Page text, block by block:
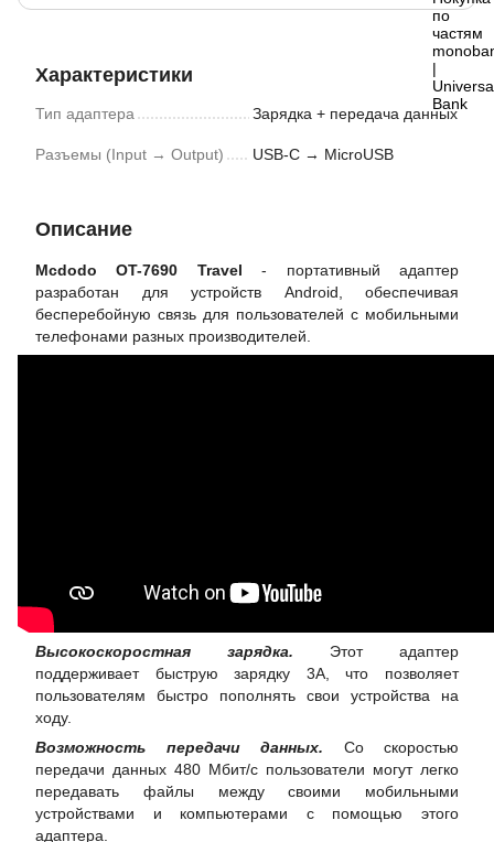
Характеристики
Тип адаптера Зарядка + передача данных
Разъемы (Input → Output) USB-C → MicroUSB
Описание
Mcdodo OT-7690 Travel- портативный адаптер
разработан для устройств Android, обеспечивая
бесперебойную связь для пользователей с мобильными
телефонами разных производителей.
Высокоскоростная зарядка. Этот адаптер
поддерживает быструю зарядку 3A, что позволяет
пользователям быстро пополнять свои устройства на
ходу.
Возможность передачи данных. Со скоростью
передачи данных 480 Мбит/с пользователи могут легко
передавать файлы между своими мобильными
устройствами и компьютерами с помощью этого
адаптера.